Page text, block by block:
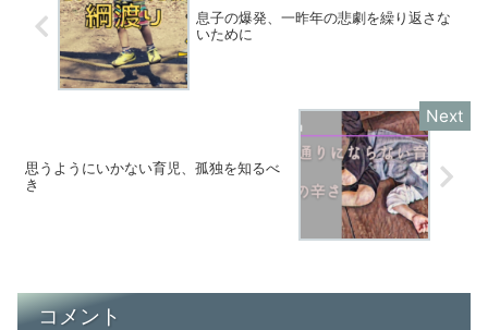
息子の爆発、一昨年の悲劇を繰り返さな
いために
思うようにいかない育児、孤独を知るべ
き
コメント